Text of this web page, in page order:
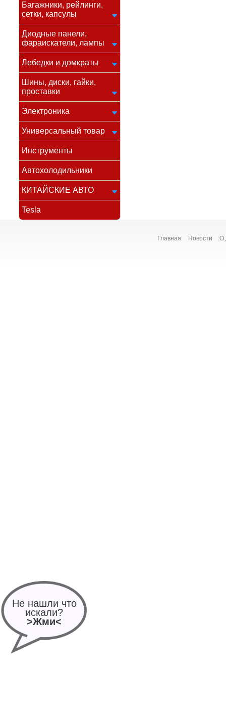
Не нашли что
искали?
>Жми<
Багажники, рейлинги,
сетки, капсулы
Диодные панели,
фараискатели, лампы
Лебедки и домкраты
Шины, диски, гайки,
проставки
Электроника
Универсальный товар
Инструменты
Автохолодильники
КИТАЙСКИЕ АВТО
Tesla
Главная Новости О